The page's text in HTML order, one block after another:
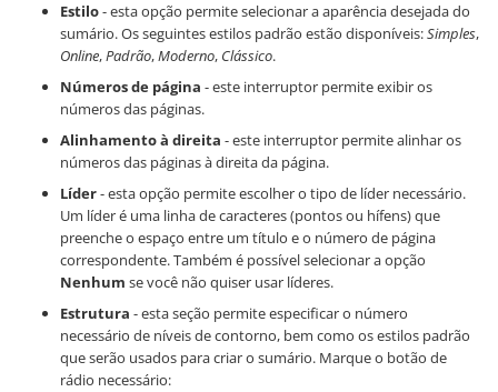
Estilo- esta opção permite selecionar a aparência desejada do
sumário. Os seguintes estilos padrão estão disponíveis:Simples,
Online,Padrão,Moderno, Clássico.
Números de página - este interruptor permite exibir os
números das páginas.
Alinhamento à direita - este interruptor permite alinhar os
números das páginas à direita da página.
Líder- esta opção permite escolher o tipo de líder necessário.
Um líder é uma linha de caracteres (pontos ou hífens) que
preenche o espaço entre um título e o número de página
correspondente. Também é possível selecionar a opção
Nenhum se você não quiser usar líderes.
Estrutura - esta seção permite especificar o número
necessário de níveis de contorno, bem como os estilos padrão
que serão usados para criar o sumário. Marque o botão de
rádio necessário: